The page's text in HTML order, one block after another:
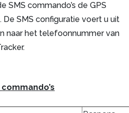
SMS commando’s de GPS
De SMS configuratie voert u uit
naar het telefoonnummer van